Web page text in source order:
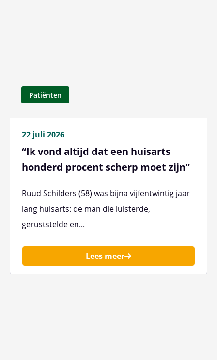
Patiënten
22 juli 2026
“Ik vond altijd dat een huisarts
honderd procent scherp moet zijn”
Ruud Schilders (58) was bijna vijfentwintig jaar
lang huisarts: de man die luisterde,
geruststelde en...
Lees meer